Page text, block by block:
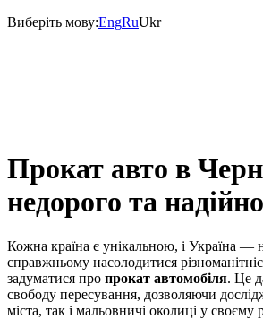
Виберіть мову:EngRuUkr
Прокат авто в
недорого та надійно
Кожна країна є унікальною, і Україна
справжньому насолодитися
задуматися про прокат автомобіля. Це
свободу пересування, дозволяючи
міста, так і мальовничі околиці у своєму